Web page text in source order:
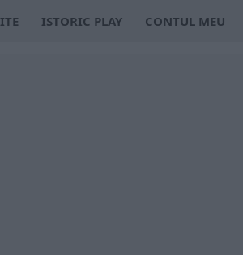
ISTORIC PLAY CONTUL MEU